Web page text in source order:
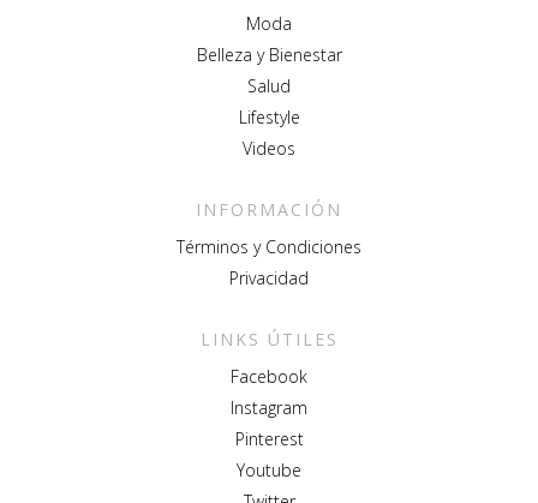
Moda
Belleza y Bienestar
Salud
Lifestyle
Videos
INFORMACIÓN
Términos y Condiciones
Privacidad
LINKS ÚTILES
Facebook
Instagram
Pinterest
Youtube